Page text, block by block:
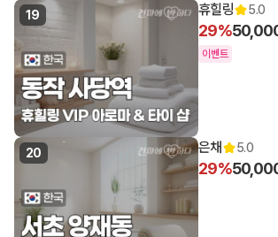
19 휴힐링 5.0
29%
이벤트
20 은채 5.0
29%